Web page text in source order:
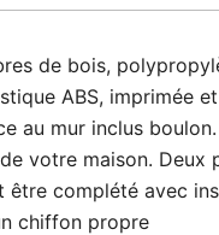
de bois,
ABS, imprimée
au mur inclus
votre maison. Deux
complété avec
chiffon propre